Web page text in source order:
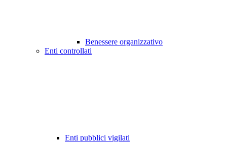
Benessere organizzativo
Enti controllati
Enti pubblici vigilati